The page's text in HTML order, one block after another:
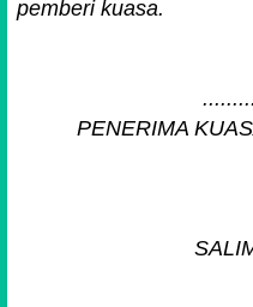
pemberi kuasa.
PENERIMA